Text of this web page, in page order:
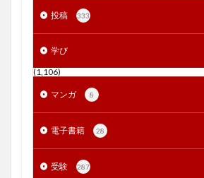
投稿 333
学び
(1,106)
マンガ 8
電子書籍 28
受験 287